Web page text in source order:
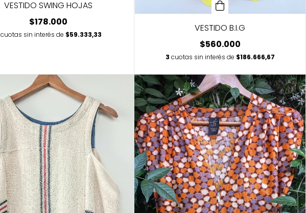
VESTIDO SWING HOJAS
$178.000
cuotas sin interés de $59.333,33
VESTIDO B.I.G
$560.000
3 cuotas sin interés de $186.666,67